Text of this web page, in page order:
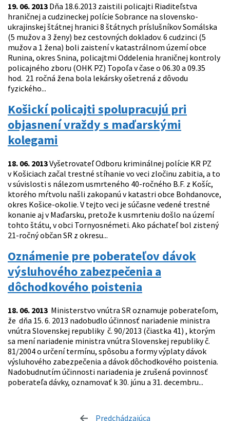
19. 06. 2013 Dňa 18.6.2013 zaistili policajti Riaditeľstva
hraničnej a cudzineckej polície Sobrance na slovensko-
ukrajinskej štátnej hranici 8 štátnych príslušníkov Somálska
(5 mužov a 3 ženy) bez cestovných dokladov. 6 cudzinci (5
mužov a 1 žena) boli zaistení v katastrálnom území obce
Runina, okres Snina, policajtmi Oddelenia hraničnej kontroly
policajného zboru (OHK PZ) Topoľa v čase o 06.30 a 09.35
hod. 21 ročná žena bola lekársky ošetrená z dôvodu
fyzického...
Košickí policajti spolupracujú pri
objasnení vraždy s maďarskými
kolegami
18. 06. 2013Vyšetrovateľ Odboru kriminálnej polície KR PZ
v Košiciach začal trestné stíhanie vo veci zločinu zabitia, a to
v súvislosti s nálezom usmrteného 40-ročného B.F. z Košíc,
ktorého mŕtvolu našli zakopanú v katastri obce Bohdanovce,
okres Košice-okolie. V tejto veci je súčasne vedené trestné
konanie aj v Maďarsku, pretože k usmrteniu došlo na území
tohto štátu, v obci Tornyosnémeti. Ako páchateľ bol zistený
21-ročný občan SR z okresu...
Oznámenie pre poberateľov dávok
výsluhového zabezpečenia a
dôchodkového poistenia
18. 06. 2013 Ministerstvo vnútra SR oznamuje poberateľom,
že dňa 15. 6. 2013 nadobudlo účinnosť nariadenie ministra
vnútra Slovenskej republiky č. 90/2013 (čiastka 41) , ktorým
sa mení nariadenie ministra vnútra Slovenskej republiky č.
81/2004 o určení termínu, spôsobu a formy výplaty dávok
výsluhového zabezpečenia a dávok dôchodkového poistenia.
Nadobudnutím účinnosti nariadenia je zrušená povinnosť
poberateľa dávky, oznamovať k 30. júnu a 31. decembru...
Predchádzajúca